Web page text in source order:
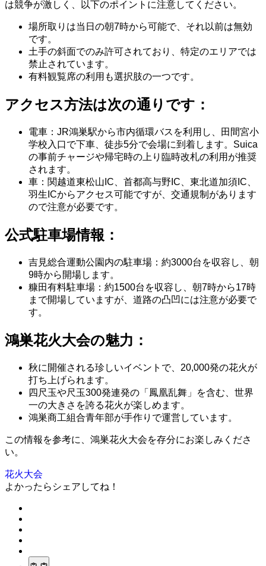
は競争が激しく、以下のポイントに注意してください。
場所取りは当日の朝7時から可能で、それ以前は無効
です。
土手の斜面でのみ許可されており、特定のエリアでは
禁止されています。
有料観覧席の利用も選択肢の一つです。
アクセス方法は次の通りです：
電車：JR鴻巣駅から市内循環バスを利用し、田間宮小
学校入口で下車、徒歩5分で会場に到着します。Suica
の事前チャージや帰宅時の上り臨時改札の利用が推奨
されます。
車：関越道東松山IC、首都高与野IC、東北道加須IC、
羽生ICからアクセス可能ですが、交通規制があります
ので注意が必要です。
公式駐車場情報：
吉見総合運動公園内の駐車場：約3000台を収容し、朝
9時から開場します。
糠田有料駐車場：約1500台を収容し、朝7時から17時
まで開場していますが、道路の凸凹には注意が必要で
す。
鴻巣花火大会の魅力：
秋に開催される珍しいイベントで、20,000発の花火が
打ち上げられます。
四尺玉や尺玉300発連発の「鳳凰乱舞」を含む、世界
一の大きさを誇る花火が楽しめます。
鴻巣商工組合青年部が手作りで運営しています。
この情報を参考に、鴻巣花火大会を存分にお楽しみくださ
い。
花火大会
よかったらシェアしてね！